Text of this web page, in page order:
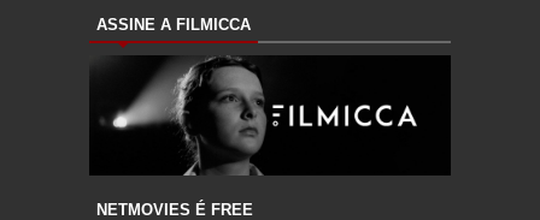
ASSINE A FILMICCA
NETMOVIES É FREE